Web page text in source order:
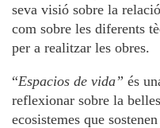
seva visió sobre la
com sobre les diferents
per a realitzar les obres.
“Espacios de vida” és
reflexionar sobre la
ecosistemes que